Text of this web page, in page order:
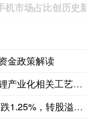
金政策解读
关工艺、设备开发及
，转股溢价率